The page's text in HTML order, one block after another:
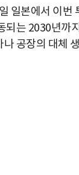
일본에서 이번
되는 2030년까
공장의 대체